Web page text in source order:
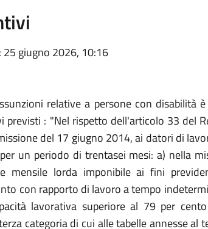
: 25 giugno 2026, 10:16
relative a persone con disabilità
previsti : "Nel rispetto dell'articolo 33 del
del 17 giugno 2014, ai datori di
un periodo di trentasei mesi: a) nella
mensile lorda imponibile ai fini
con rapporto di lavoro a tempo
lavorativa superiore al 79 per
categoria di cui alle tabelle annesse al